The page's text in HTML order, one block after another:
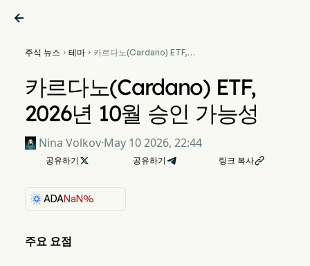

주식 뉴스  테마 카르다노(Cardano) ETF,
카르다노(Cardano) ETF,
2026년 10월 승인 가능성
Nina Volkov·May 10 2026, 22:44
공유하기  공유하기 링크 복사
ADANaN%
주요 요점